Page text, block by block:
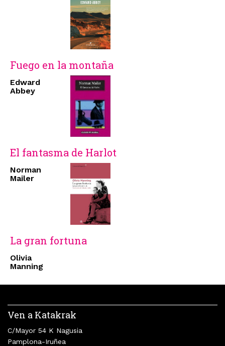
Fuego en la montaña
Edward
Abbey
El fantasma de Harlot
Norman
Mailer
La gran fortuna
Olivia
Manning
Ven a Katakrak
C/Mayor 54 K Nagusia
Pamplona-Iruñea